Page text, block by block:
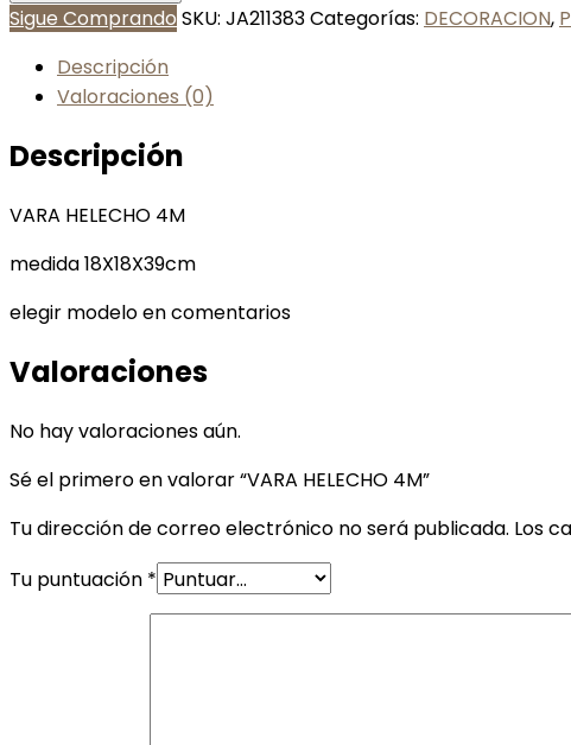
Sigue Comprando SKU: JA211383Categorías: DECORACION,
Descripción
Valoraciones (0)
Descripción
VARA HELECHO 4M
medida 18X18X39cm
elegir modelo en comentarios
Valoraciones
No hay valoraciones aún.
Sé el primero en valorar “VARA HELECHO 4M”
Tu dirección de correo electrónico no será publicada. Los
Tu puntuación *